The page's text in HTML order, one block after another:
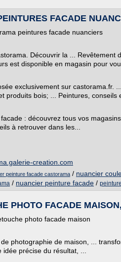
FACADE
peintures facade nuanciers
Découvrir la ... Revêtement
est disponible en magasin pour
exclusivement sur castorama.fr.
produits bois; ... Peintures, conseils
: découvrez tous vos
à retrouver dans les...
creation.com
peinture facade castorama / nuancier
/ nuancier peinture facade /
PHOTO FACADE
photo facade maison
photographie de maison, ...
précise du résultat, ...